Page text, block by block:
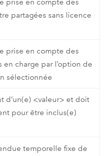
prise en compte des
partagées sans licence
prise en compte des
en charge par l’option de
sélectionnée
d’un(e) <valeur> et doit
pour être inclus(e)
temporelle fixe de